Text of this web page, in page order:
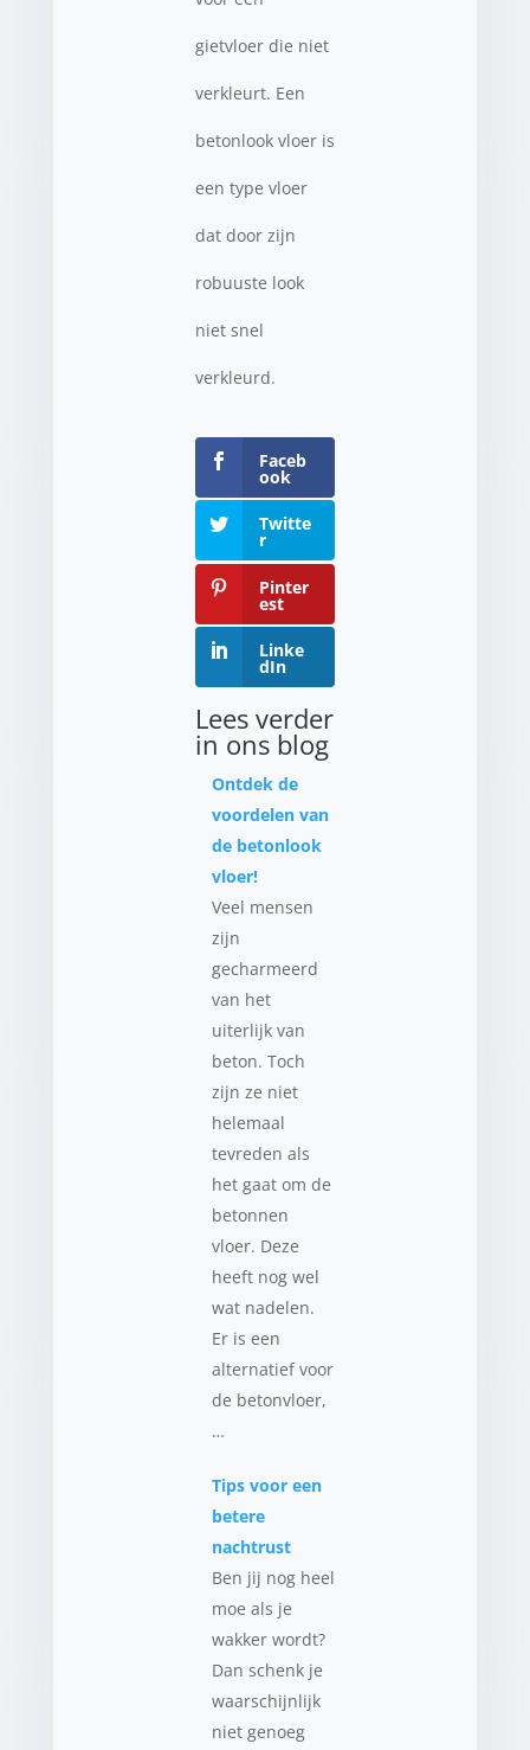
gietvloer die niet
verkleurt. Een
betonlook vloer is
een type vloer
dat door zijn
robuuste look
niet snel
verkleurd.
Faceb
ook
Twitte
r
Pinter
est
Linke
dIn
Lees verder
in ons blog
Ontdek de
voordelen van
de betonlook
vloer!
Veel mensen
zijn
gecharmeerd
van het
uiterlijk van
beton. Toch
zijn ze niet
helemaal
tevreden als
het gaat om de
betonnen
vloer. Deze
heeft nog wel
wat nadelen.
Er is een
alternatief voor
de betonvloer,
…
Tips voor een
betere
nachtrust
Ben jij nog heel
moe als je
wakker wordt?
Dan schenk je
waarschijnlijk
niet genoeg